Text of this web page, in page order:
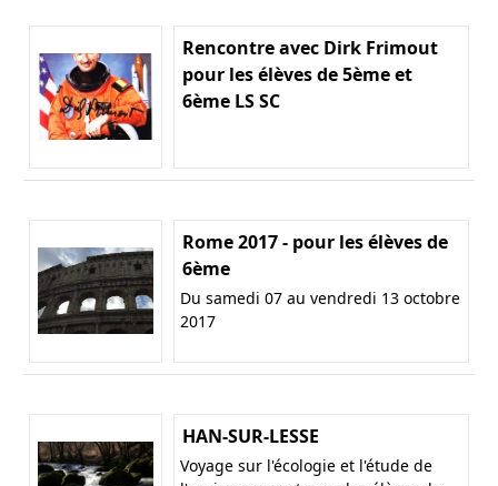
Rencontre avec Dirk Frimout
pour les élèves de 5ème et
6ème LS SC
Rome 2017 - pour les élèves de
6ème
Du samedi 07 au vendredi 13 octobre
2017
HAN-SUR-LESSE
Voyage sur l'écologie et l'étude de